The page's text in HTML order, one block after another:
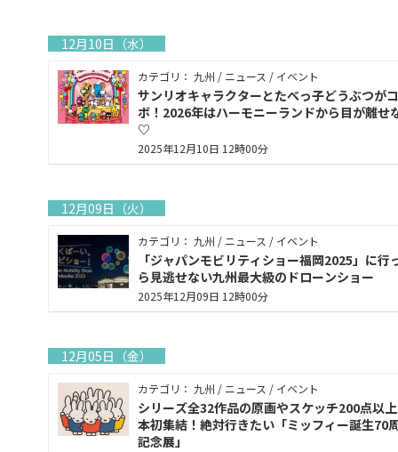
12月10日（水）
カテゴリ： 九州 / ニュース / イベント
サンリオキャラクターとたべっ子どうぶつが
ボ！2026年はハーモニーランドから目が離せ
♡
2025年12月10日 12時00分
12月09日（火）
カテゴリ： 九州 / ニュース / イベント
「ジャパンモビリティショー福岡2025」に行
ら見逃せない九州最大級のドローンショー
2025年12月09日 12時00分
12月05日（金）
カテゴリ： 九州 / ニュース / イベント
シリーズ全32作品の原画やスケッチ200点以
本初集結！絶対行きたい「ミッフィー誕生70
記念展」